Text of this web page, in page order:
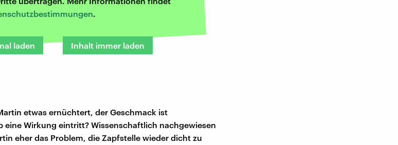
.
laden Inhalt immer laden
etwas ernüchtert, der Geschmack ist
eine Wirkung eintritt? Wissenschaftlich nachgewiesen
eher das Problem, die Zapfstelle wieder dicht zu